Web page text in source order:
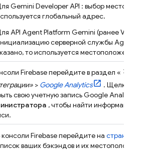
Gemini Developer API : выбор
глобальный адрес.
API Agent Platform Gemini (ранее Vertex
серверной службы Agent
то используется местоположение
Firebaseперейдите в раздел « settings
> Google Analytics
. Щелкните
свою учетную записьGoogle Analytics
, чтобы найти информацию
консоли Firebaseперейдите на страницу
ваших бэкэндов и их